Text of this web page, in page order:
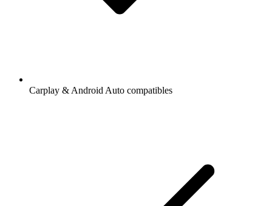
Carplay & Android Auto compatibles